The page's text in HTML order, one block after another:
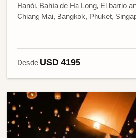
Hanói, Bahía de Ha Long, El barrio
Chiang Mai, Bangkok, Phuket,
Desde USD 4195